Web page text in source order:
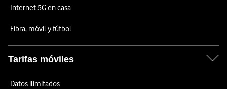
Internet 5G en casa
Fibra, móvil y fútbol
Tarifas móviles
Datos ilimitados